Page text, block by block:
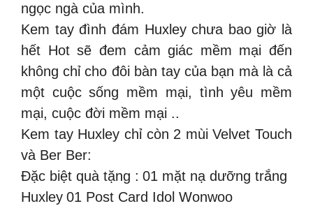
ngọc ngà của mình.
Kem tay đình đám Huxley chưa bao giờ là
hết Hot sẽ đem cảm giác mềm mại đến
không chỉ cho đôi bàn tay của bạn mà là cả
một cuộc sống mềm mại, tình yêu mềm
mại, cuộc đời mềm mại ..
Kem tay Huxley chỉ còn 2 mùi Velvet Touch
và Ber Ber:
Đặc biệt quà tặng : 01 mặt nạ dưỡng trắng
Huxley 01 Post Card Idol Wonwoo